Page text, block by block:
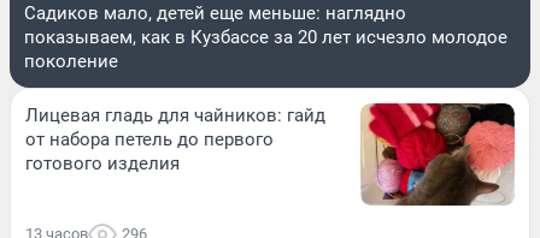
Садиков мало, детей еще меньше: наглядно
показываем, как в Кузбассе за 20 лет исчезло молодое
поколение
Лицевая гладь для чайников: гайд
от набора петель до первого
готового изделия
13 часов 296